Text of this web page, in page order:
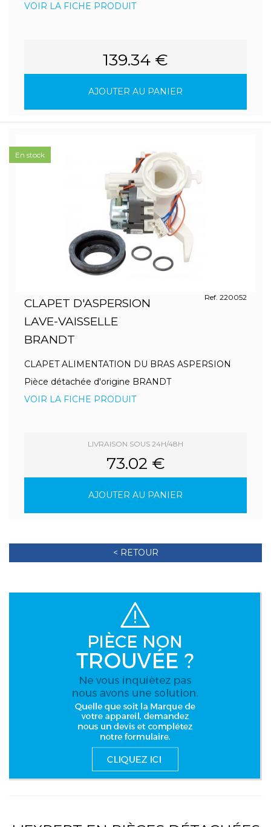
VOIR LA FICHE PRODUIT
139.34 €
AJOUTER AU PANIER
CLAPET D'ASPERSION
LAVE-VAISSELLE
BRANDT
Ref. 220052
CLAPET ALIMENTATION DU BRAS ASPERSION
Pièce détachée d'origine BRANDT
VOIR LA FICHE PRODUIT
LIVRAISON SOUS 24H/48H
73.02 €
AJOUTER AU PANIER
En stock
< RETOUR